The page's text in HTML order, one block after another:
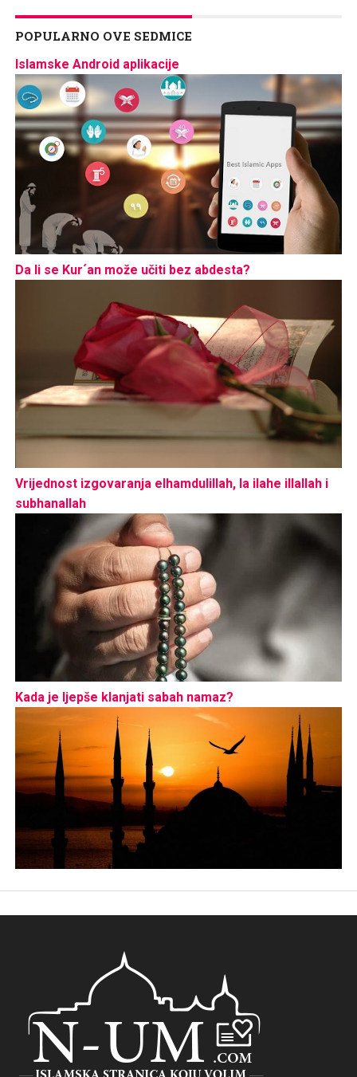
POPULARNO OVE SEDMICE
Islamske Android aplikacije
Da li se Kur´an može učiti bez abdesta?
Vrijednost izgovaranja elhamdulillah, la ilahe illallah i
subhanallah
Kada je ljepše klanjati sabah namaz?